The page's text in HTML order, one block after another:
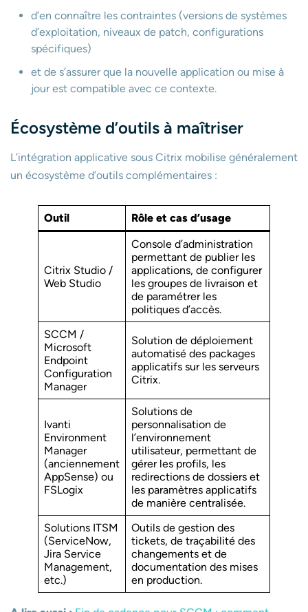
d’en connaître les contraintes (versions de systèmes
d’exploitation, niveaux de patch, configurations
spécifiques)
et de s’assurer que la nouvelle application ou mise à
jour est compatible avec ce contexte.
Écosystème d’outils à maîtriser
L’intégration applicative sous Citrix mobilise généralement
un écosystème d’outils complémentaires :
Outil Rôle et cas d’usage
Citrix Studio /
Web Studio
Console d’administration
permettant de publier les
applications, de configurer
les groupes de livraison et
de paramétrer les
politiques d’accès.
SCCM /
Microsoft
Endpoint
Configuration
Manager
Solution de déploiement
automatisé des packages
applicatifs sur les serveurs
Citrix.
Ivanti
Environment
Manager
(anciennement
AppSense) ou
FSLogix
Solutions de
personnalisation de
l’environnement
utilisateur, permettant de
gérer les profils, les
redirections de dossiers et
les paramètres applicatifs
de manière centralisée.
Solutions ITSM
(ServiceNow,
Jira Service
Management,
etc.)
Outils de gestion des
tickets, de traçabilité des
changements et de
documentation des mises
en production.